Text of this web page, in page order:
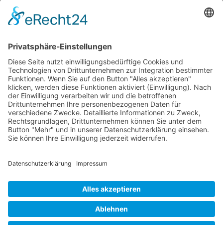
brandneue Frühlingskollektion. Die Geschäftsführer Kay Zimmer
und Georg […]
Wichtiges
Impressum
Datenschutz
Kooperation
Werbung
Presse- und Öffentlichkeitsarbeit
Aktuelles
Themenwelt
Geprüfter Franchisegeber
© 2023 Franchisevergleich.eu